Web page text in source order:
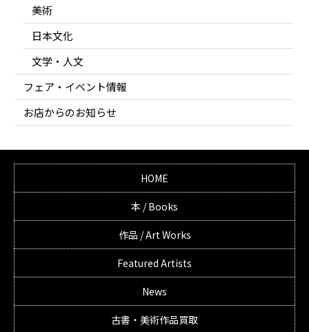
美術
日本文化
文学・人文
フェア・イベント情報
お店からのお知らせ
HOME
本 / Books
作品 / Art Works
Featured Artists
News
古書・美術作品買取